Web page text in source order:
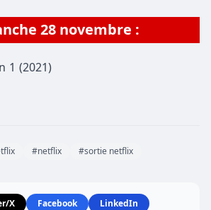
28 novembre :
1 (2021)
#netflix #sortie netflix
X Facebook
LinkedIn